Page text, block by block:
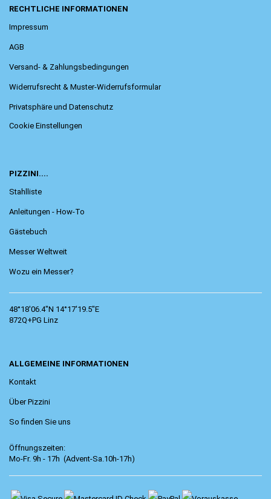
RECHTLICHE INFORMATIONEN
Impressum
AGB
Versand- & Zahlungsbedingungen
Widerrufsrecht & Muster-Widerrufsformular
Privatsphäre und Datenschutz
Cookie Einstellungen
PIZZINI....
Stahlliste
Anleitungen - How-To
Gästebuch
Messer Weltweit
Wozu ein Messer?
48°18'06.4"N 14°17'19.5"E
872Q+PG Linz
ALLGEMEINE INFORMATIONEN
Kontakt
Über Pizzini
So finden Sie uns
Öffnungszeiten:
Mo-Fr. 9h - 17h (Advent-Sa.10h-17h)